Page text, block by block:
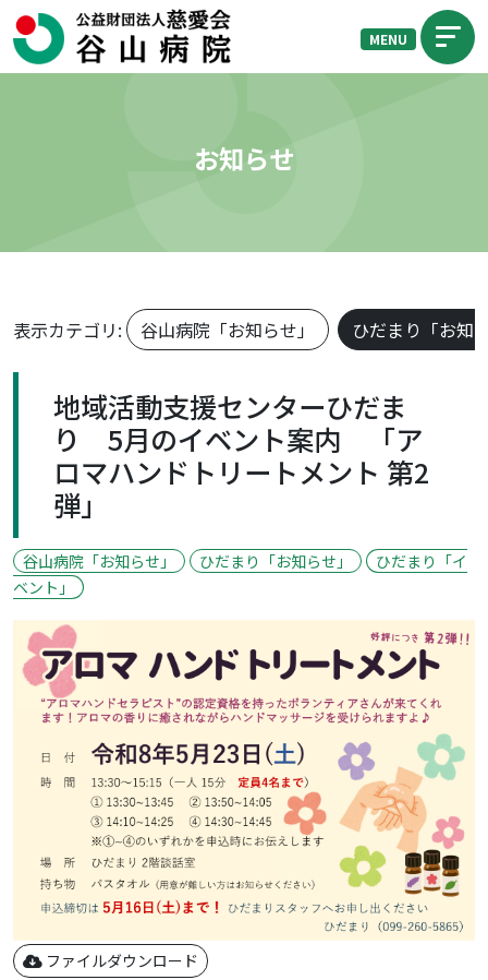
MENU
お知らせ
表示カテゴリ: 谷山病院「お知らせ」 ひだまり「お知
地域活動支援センターひだま
り 5月のイベント案内 「ア
ロマハンドトリートメント 第2
弾」
谷山病院「お知らせ」 ひだまり「お知らせ」
ひだまり「イ
ベント」
ファイルダウンロード